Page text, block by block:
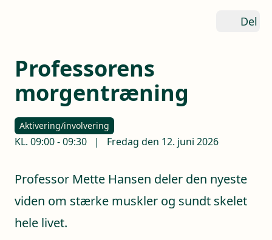
Del
Professorens
morgentræning
Aktivering/involvering
KL. 09:00-09:30 | Fredag den 12. juni 2026
Professor Mette Hansen deler den nyeste
viden om stærke muskler og sundt skelet
hele livet.